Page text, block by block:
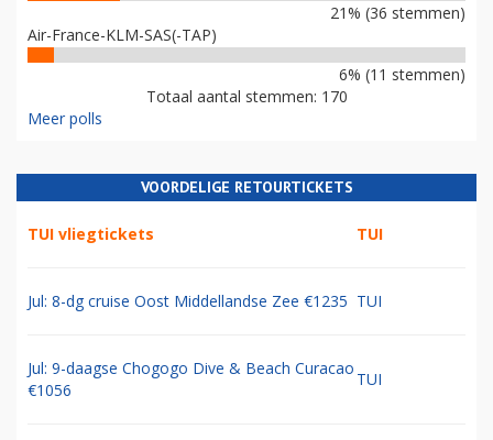
21% (36 stemmen)
Air-France-KLM-SAS(-TAP)
6% (11 stemmen)
Totaal aantal stemmen: 170
Meer polls
VOORDELIGE RETOURTICKETS
TUI vliegtickets TUI
Jul: 8-dg cruise Oost Middellandse Zee €1235 TUI
Jul: 9-daagse Chogogo Dive & Beach Curacao
€1056
TUI